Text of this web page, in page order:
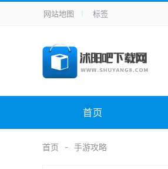
手机应用
手机游戏 H5游戏
电脑软件 其它类别
网站地图 标签
首页
首页 手游攻略